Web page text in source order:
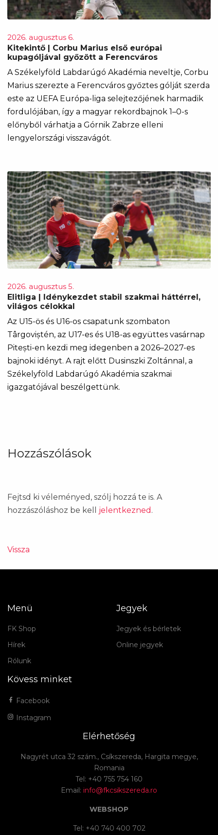
2026. augusztus 6.
Kitekintő | Corbu Marius első európai
kupagóljával győzött a Ferencváros
A Székelyföld Labdarúgó Akadémia neveltje, Corbu
Marius szerezte a Ferencváros győztes gólját szerda
este az UEFA Európa-liga selejtezőjének harmadik
fordulójában, így a magyar rekordbajnok 1–0-s
előnyből várhatja a Górnik Zabrze elleni
lengyelországi visszavágót.
2026. augusztus 5.
Elitliga | Idénykezdet stabil szakmai háttérrel,
világos célokkal
Az U15-ös és U16-os csapatunk szombaton
Târgoviștén, az U17-es és U18-as együttes vasárnap
Pitești-en kezdi meg idegenben a 2026–2027-es
bajnoki idényt. A rajt előtt Dusinszki Zoltánnal, a
Székelyföld Labdarúgó Akadémia szakmai
igazgatójával beszélgettünk.
Hozzászólások
Fejtsd ki véleményed, szólj hozzá te is. A
hozzászóláshoz be kell jelentkezned .
Vissza
Menü
FK Shop
Hírek
Rólunk
Jegyek
Jegyek és bérletek
Online jegyek
Kövess minket
Facebook
Instagram
Elérhetőség
Nagyrét utca 32 szám., Csíkszereda, Hargita megye,
Romania
Tel: +40 755 754 160
Email: info@fkcsikszereda.ro
WEBSHOP
Tel: +40 740 400 702